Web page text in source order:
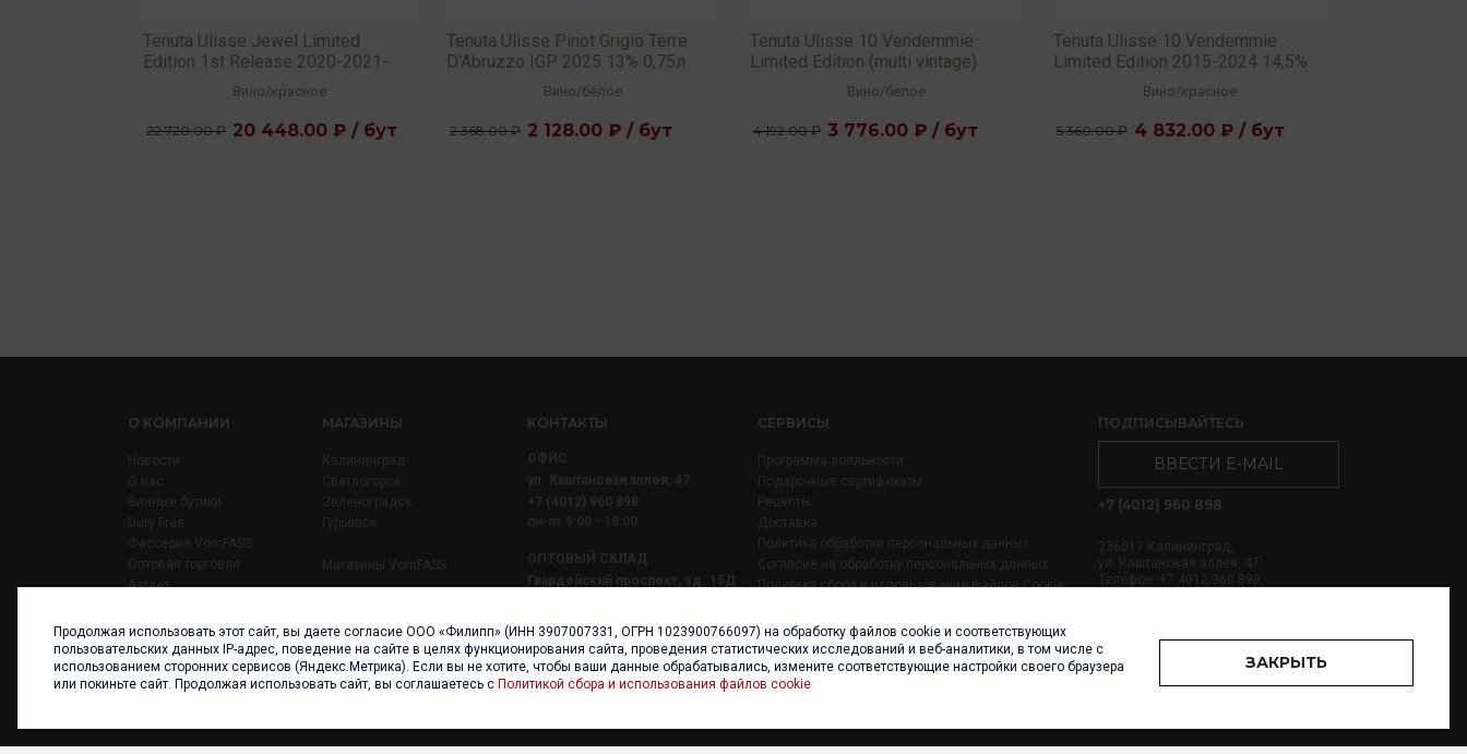
Tenuta Ulisse Jewel Limited
Edition 1st Release 2020-2021-
2022 15,5% 0,75л
Вино/красное
22 720.00 ₽ 20 448.00 ₽ / бут
Tenuta Ulisse Pinot Grigio Terre
D'Abruzzo IGP 2025 13% 0,75л
Вино/белое
2 368.00 ₽ 2 128.00 ₽ / бут
Tenuta Ulisse 10 Vendemmie
Limited Edition (multi vintage)
Вино/белое
4 192.00 ₽ 3 776.00 ₽ / бут
Tenuta Ulisse 10 Vendemmie
Limited Edition 2015-2024 14,5%
Вино/красное
5 360.00 ₽ 4 832.00 ₽ / бут
О КОМПАНИИ
Новости
О нас
Винные бутики
Duty Free
Фассерия VomFASS
Оптовая торговля
Аутлет
Карьера
Контакты
МАГАЗИНЫ
Калининград
Светлогорск
Зеленоградск
Гурьевск
Магазины VomFASS
КОНТАКТЫ
ОФИС
ул. Каштановая аллея, 47
+7 (4012) 960 898
ОПТОВЫЙ СКЛАД
Гвардейский проспект, зд. 15Д
пн-пт 8:00 - 17:00
СЕРВИСЫ
Программа лояльности
Подарочные сертификаты
Рецепты
Доставка
Политика обработки персональных данных
Согласие на обработку персональных данных
Политика сбора и использования файлов Cookie
ПОДПИСЫВАЙТЕСЬ
ВВЕСТИ E-MAIL
+7 (4012) 960 898
236017 Калининград,
ул. Каштановая аллея, 47
Телефон: +7 4012 960 898,
Продолжая использовать этот сайт, вы даете согласие ООО «Филипп» (ИНН 3907007331, ОГРН 1023900766097) на обработку файлов cookie и соответствующих
пользовательских данных IP-адрес, поведение на сайте в целях функционирования сайта, проведения статистических исследований и веб-аналитики, в том числе с
использованием сторонних сервисов (Яндекс.Метрика). Если вы не хотите, чтобы ваши данные обрабатывались, измените соответствующие настройки своего браузера
или покиньте сайт. Продолжая использовать сайт, вы соглашаетесь с Политикой сбора и использования файлов cookie
ЗАКРЫТЬ